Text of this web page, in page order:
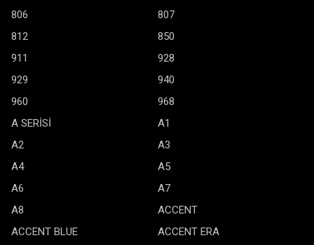
806
807
812
850
911
928
929
940
960
968
A SERİSİ
A1
A2
A3
A4
A5
A6
A7
A8
ACCENT
ACCENT BLUE
ACCENT ERA